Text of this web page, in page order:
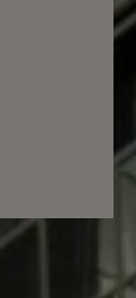
천안물류센터 D동
케이알 REF 41